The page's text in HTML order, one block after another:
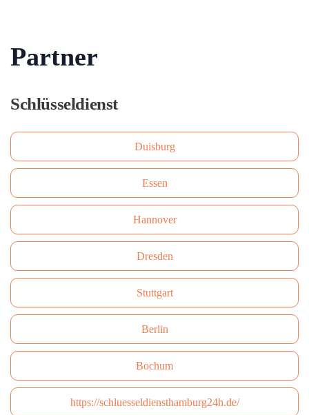
Partner
Schlüsseldienst
Duisburg
Essen
Hannover
Dresden
Stuttgart
Berlin
Bochum
https://schluesseldiensthamburg24h.de/